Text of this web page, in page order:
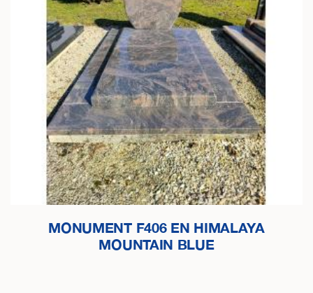
MONUMENT F406 EN HIMALAYA
MOUNTAIN BLUE